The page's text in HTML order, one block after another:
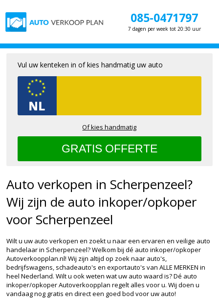
085-0471797
7 dagen per week tot 20:30 uur
Auto verkopen in Scherpenzeel?
Wij zijn de auto inkoper/opkoper
voor Scherpenzeel
Wilt u uw auto verkopen en zoekt u naar een ervaren en veilige auto
handelaar in Scherpenzeel? Welkom bij dé auto inkoper/opkoper
Autoverkoopplan.nl! Wij zijn altijd op zoek naar auto's,
bedrijfswagens, schadeauto's en exportauto's van ALLE MERKEN in
heel Nederland. Wilt u ook weten wat uw auto waard is? Dé auto
inkoper/opkoper Autoverkoopplan regelt alles voor u. Wij doen u
vandaag nog gratis en direct een goed bod voor uw auto!
Vul uw kenteken in of kies handmatig uw auto
Of kies handmatig